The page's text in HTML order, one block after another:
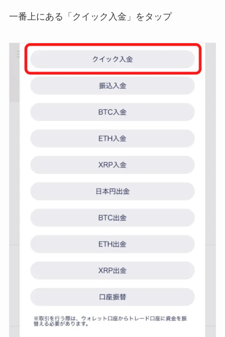
一番上にある「クイック入金」をタップ